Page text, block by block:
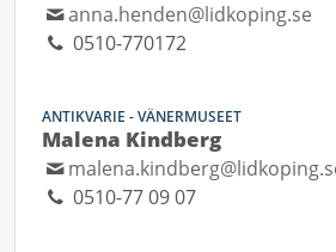
anna.henden@lidkoping.se
0510-770172
ANTIKVARIE - VÄNERMUSEET
Malena Kindberg
0510-77 09 07